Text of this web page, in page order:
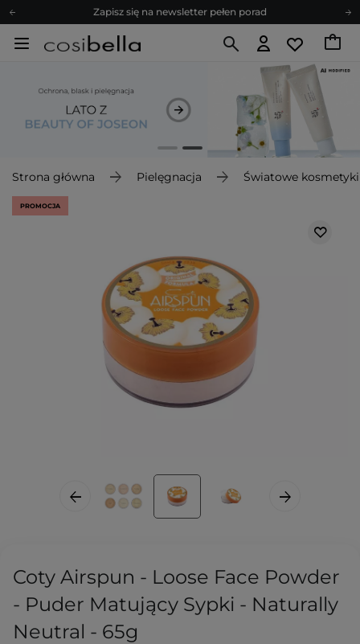
Bezpłatne konsultacje kosmetologiczne
Z nami to możliwe! Realizacja zamówienia do 24h.
Poleć nas i zyskaj jeszcze więcej punktów
Zapisz się na newsletter pełen porad
Strona główna Pielęgnacja Światowe kosmetyki
PROMOCJA
Coty Airspun - Loose Face Powder
- Puder Matujący Sypki - Naturally
Neutral - 65g